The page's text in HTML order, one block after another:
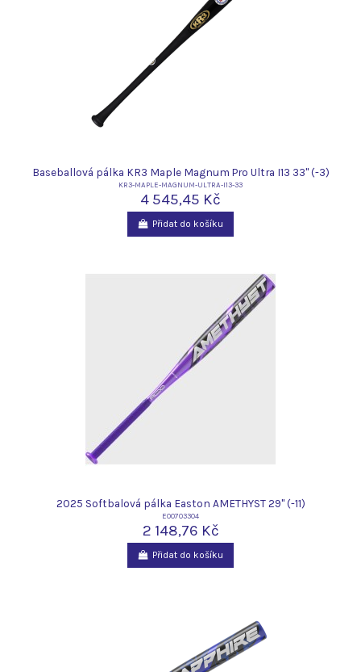
Baseballová pálka KR3 Maple Magnum Pro Ultra I13 33" (-3)
KR3-MAPLE-MAGNUM-ULTRA-I13-33
4 545,45 Kč
Přidat do košíku
2025 Softbalová pálka Easton AMETHYST 29" (-11)
E00703304
2 148,76 Kč
Přidat do košíku